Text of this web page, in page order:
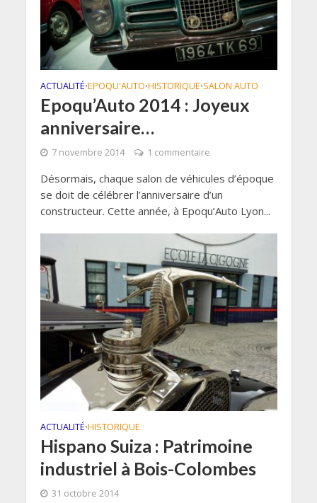
ACTUALITÉ•EPOQU'AUTO•HISTORIQUE•SALON AUTO
Epoqu’Auto 2014 : Joyeux
anniversaire…
7 novembre 2014 1 commentaire
Désormais, chaque salon de véhicules d’époque
se doit de célébrer l’anniversaire d’un
constructeur. Cette année, à Epoqu’Auto Lyon...
ACTUALITÉ•HISTORIQUE
Hispano Suiza : Patrimoine
industriel à Bois-Colombes
31 octobre 2014